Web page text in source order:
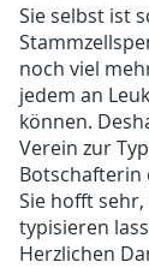
Sie selbst ist
noch viel
jedem an
können.
Verein zur
Botschafterin
Sie hofft
typisieren
Herzlichen